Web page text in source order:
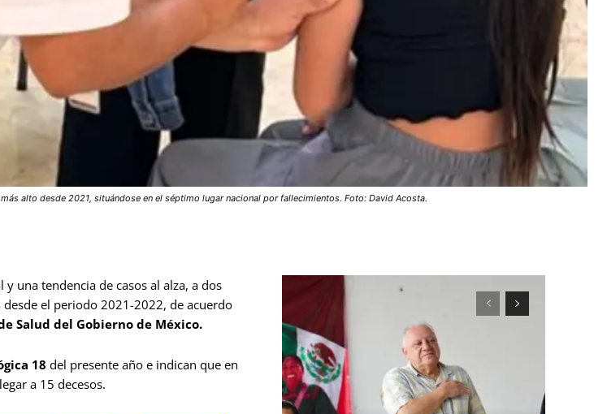
alto desde 2021, situándose en el séptimo lugar nacional por fallecimientos. Foto: David Acosta.
una tendencia de casos al alza, a dos
el periodo 2021-2022, de acuerdo
Salud del Gobierno de México.
18 del presente año e indican que en
a 15 decesos.